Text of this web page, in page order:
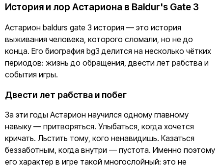
История и лор Астариона в Baldur's Gate 3
Астарион baldurs gate 3 история — это история
выживания человека, которого сломали, но не до
конца. Его биография bg3 делится на несколько чётких
периодов: жизнь до обращения, двести лет рабства и
события игры.
Двести лет рабства и побег
За эти годы Астарион научился одному главному
навыку — притворяться. Улыбаться, когда хочется
кричать. Льстить тому, кого ненавидишь. Казаться
беззаботным, когда внутри — пустота. Именно поэтому
его характер в игре такой многослойный: это не